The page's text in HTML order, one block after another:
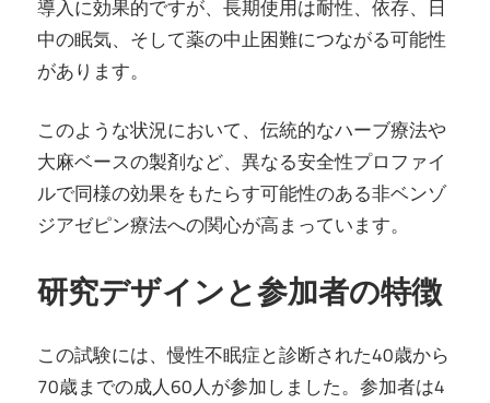
導入に効果的ですが、長期使用は耐性、依存、日
中の眠気、そして薬の中止困難につながる可能性
があります。
このような状況において、伝統的なハーブ療法や
大麻ベースの製剤など、異なる安全性プロファイ
ルで同様の効果をもたらす可能性のある非ベンゾ
ジアゼピン療法への関心が高まっています。
研究デザインと参加者の特徴
この試験には、慢性不眠症と診断された40歳から
70歳までの成人60人が参加しました。参加者は4